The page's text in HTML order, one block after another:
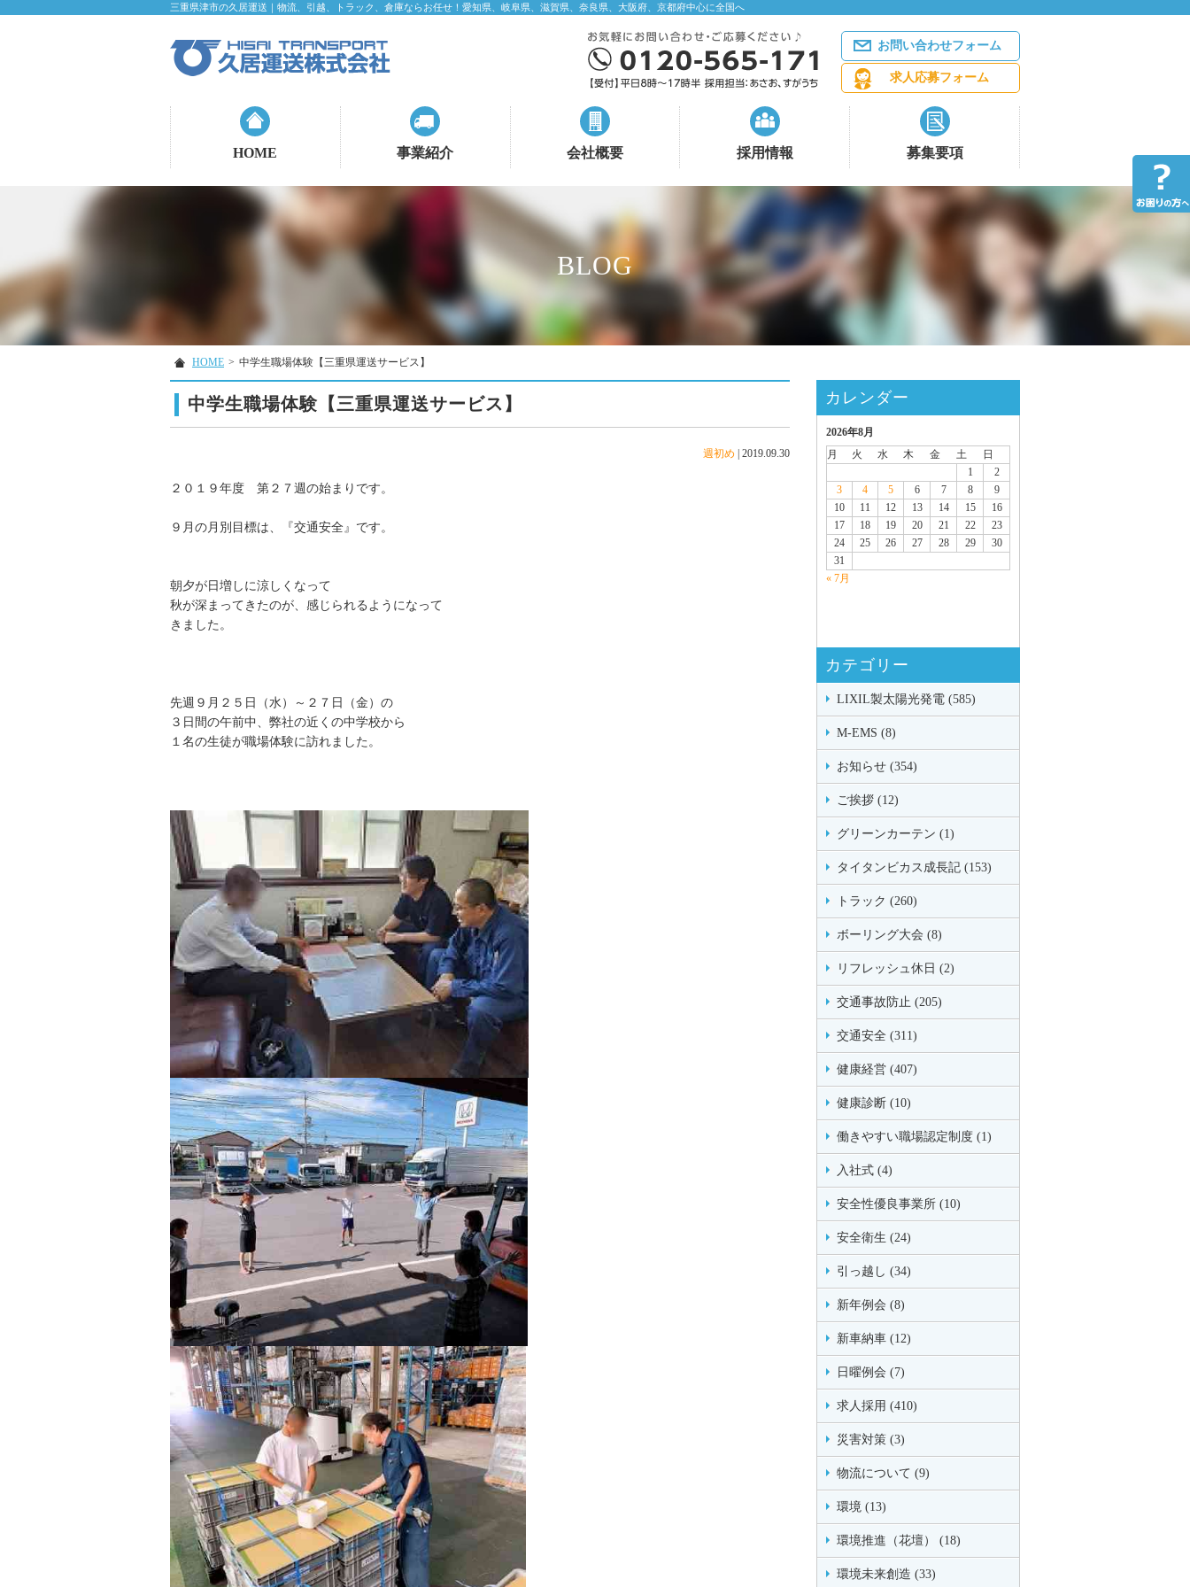
三重県津市の久居運送｜物流、引越、トラック、倉庫ならお任せ！愛知県、岐阜県、滋賀県、奈良県、大阪府、京都府中心に全国へ
お問い合わせフォーム
求人応募フォーム
HOME 事業紹介 会社概要 採用情報 募集要項
BLOG
HOME > 中学生職場体験【三重県運送サービス】
中学生職場体験【三重県運送サービス】
週初め 2019.09.30
２０１９年度 第２７週の始まりです。
９月の月別目標は、『交通安全』です。
朝夕が日増しに涼しくなって
秋が深まってきたのが、感じられるようになって
きました。
先週９月２５日（水）～２７日（金）の
３日間の午前中、弊社の近くの中学校から
１名の生徒が職場体験に訪れました。
カレンダー
2026年8月
月
火 水 木 金 土
日
1
2
3
4 5 6 7 8
9
10
11 12 13 14 15
16
17
18 19 20 21 22
23
24
25 26 27 28 29
30
31
« 7月
カテゴリー
LIXIL製太陽光発電 (585)
M-EMS (8)
お知らせ (354)
ご挨拶 (12)
グリーンカーテン (1)
タイタンビカス成長記 (153)
トラック (260)
ボーリング大会 (8)
リフレッシュ休日 (2)
交通事故防止 (205)
交通安全 (311)
健康経営 (407)
健康診断 (10)
働きやすい職場認定制度 (1)
入社式 (4)
安全性優良事業所 (10)
安全衛生 (24)
引っ越し (34)
新年例会 (8)
新車納車 (12)
日曜例会 (7)
求人採用 (410)
災害対策 (3)
物流について (9)
環境 (13)
環境推進（花壇） (18)
環境未来創造 (33)